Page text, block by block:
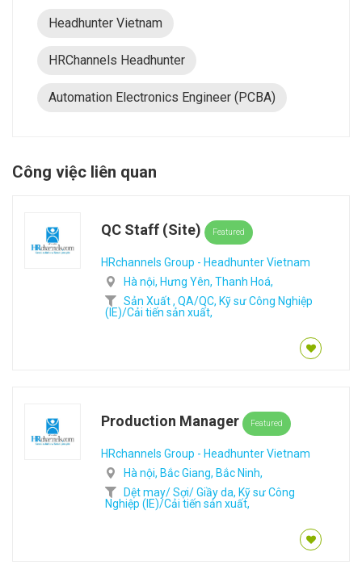
Headhunter Vietnam
HRChannels Headhunter
Automation Electronics Engineer (PCBA)
Công việc liên quan
QC Staff (Site) Featured
HRchannels Group - Headhunter Vietnam
Hà nội, Hưng Yên, Thanh Hoá,
Sản Xuất , QA/QC, Kỹ sư Công Nghiệp
(IE)/Cải tiến sản xuất,
Production Manager Featured
HRchannels Group - Headhunter Vietnam
Hà nội, Bắc Giang, Bắc Ninh,
Dệt may/ Sợi/ Giầy da, Kỹ sư Công
Nghiệp (IE)/Cải tiến sản xuất,